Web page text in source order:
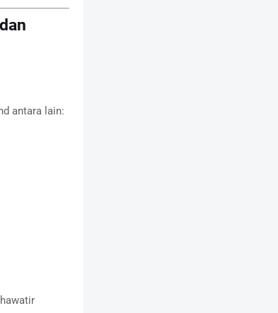
antara lain: